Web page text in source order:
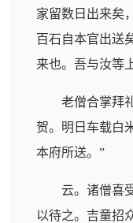
家留数日出来矣
百石自本官出送
来也。吾与汝等
老僧合掌拜
贺。明日车载白
本府所送。”
云。诸僧喜
以待之。吉童招